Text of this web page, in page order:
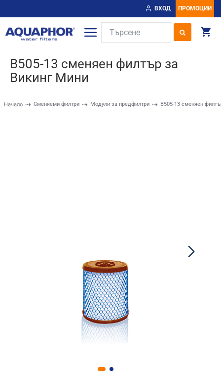
ВХОД ПРОМОЦИИ
Начало Сменяеми филтри Модули за предфилтри B505-13 сменяен
B505-13 сменяен филтър за
Викинг Мини